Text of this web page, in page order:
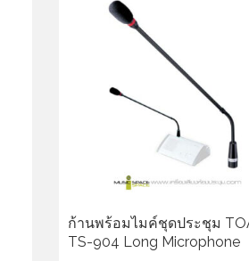
ก้านพร้อมไมค์ชุดประชุม
TS-904 Long Microphone